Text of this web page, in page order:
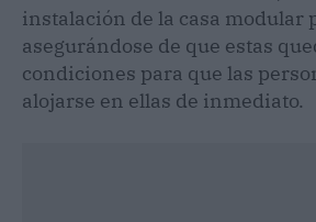
instalación de la casa modular
asegurándose de que estas
condiciones para que las
alojarse en ellas de inmediato.